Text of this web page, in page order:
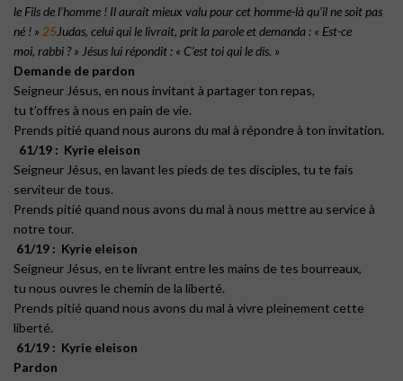
le Fils de l’homme ! Il aurait mieux valu pour cet homme-là qu’il ne soit pas
né ! » 25Judas, celui qui le livrait, prit la parole et demanda : « Est-ce
moi, rabbi ? » Jésus lui répondit : « C’est toi qui le dis. »
Demande de pardon
Seigneur Jésus, en nous invitant à partager ton repas,
tu t’offres à nous en pain de vie.
Prends pitié quand nous aurons du mal à répondre à ton invitation.
61/19 : Kyrie eleison
Seigneur Jésus, en lavant les pieds de tes disciples, tu te fais
serviteur de tous.
Prends pitié quand nous avons du mal à nous mettre au service à
notre tour.
61/19 : Kyrie eleison
Seigneur Jésus, en te livrant entre les mains de tes bourreaux,
tu nous ouvres le chemin de la liberté.
Prends pitié quand nous avons du mal à vivre pleinement cette
liberté.
61/19 : Kyrie eleison
Pardon